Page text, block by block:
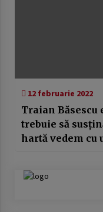
12 februarie 2022
Traian Băsescu
trebuie să
hartă vedem cu